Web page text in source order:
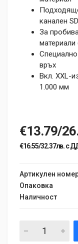
канален
За
материали
връх
Вкл. XXL-
1.000 мм
€13.79/
€16.55/32.37лв. с
Артикулен
Опаковка
Наличност